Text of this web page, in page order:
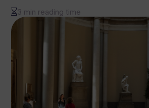
3 min reading time